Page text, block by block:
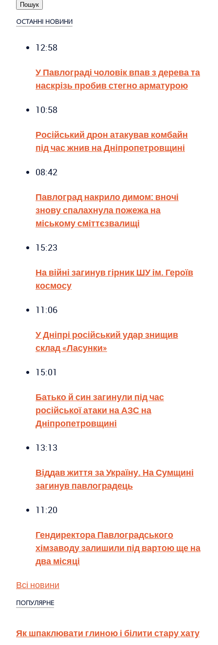
ОСТАННІ НОВИНИ
12:58
У Павлограді чоловік впав з дерева та
наскрізь пробив стегно арматурою
10:58
Російський дрон атакував комбайн
під час жнив на Дніпропетровщині
08:42
Павлоград накрило димом: вночі
знову спалахнула пожежа на
міському сміттєзвалищі
15:23
На війні загинув гірник ШУ ім. Героїв
космосу
11:06
У Дніпрі російський удар знищив
склад «Ласунки»
15:01
Батько й син загинули під час
російської атаки на АЗС на
Дніпропетровщині
13:13
Віддав життя за Україну. На Сумщині
загинув павлоградець
11:20
Гендиректора Павлоградського
хімзаводу залишили під вартою ще на
два місяці
Всі новини
ПОПУЛЯРНЕ
Як шпаклювати глиною і білити стару хату